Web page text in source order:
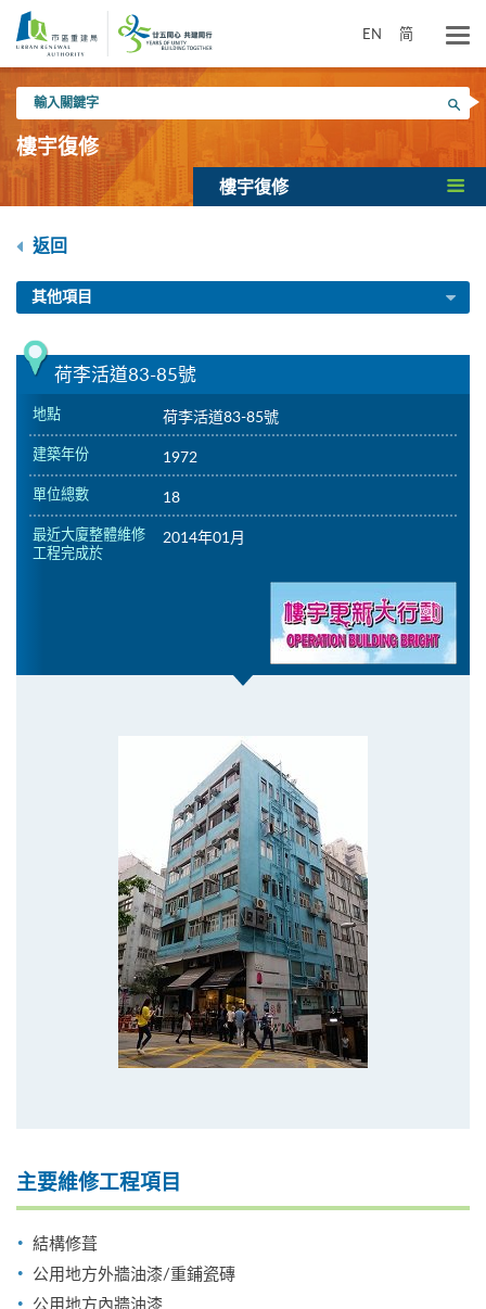
內
EN 简
入
關
鍵
搜尋
樓宇復修
樓宇復修
返回
其他項目
荷李活道83-85號
地點 荷李活道83-85號
建築年份 1972
單位總數 18
最近大廈整體維修
工程完成於
2014年01月
主要維修工程項目
結構修葺
公用地方外牆油漆/重鋪瓷磚
公用地方內牆油漆